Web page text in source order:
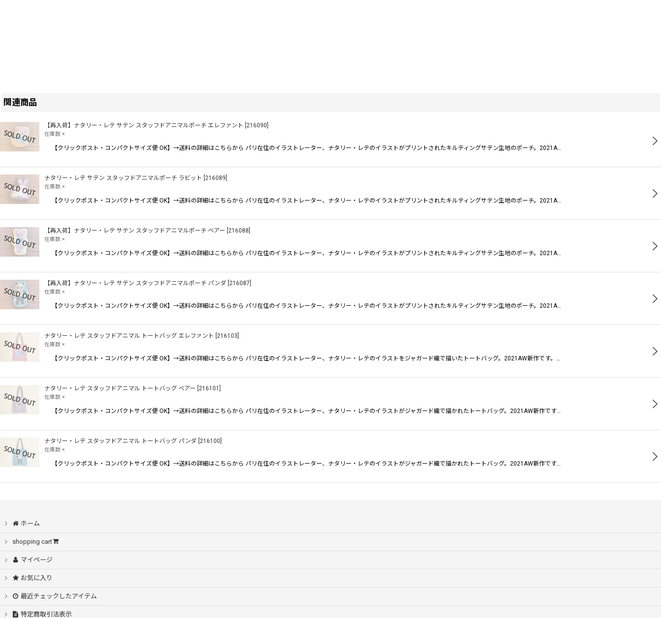
関連商品
【再入荷】ナタリー・レテ サテン スタッフドアニマルポーチ エレファント 216090
在庫数 ×
【クリックポスト・コンパクトサイズ便 OK】→送料の詳細はこちらから パリ在住のイラストレーター、ナタリー・レテのイラストがプリントされたキルティングサテン生地のポーチ。2021A…
ナタリー・レテ サテン スタッフドアニマルポーチ ラビット 216089
在庫数 ×
【クリックポスト・コンパクトサイズ便 OK】→送料の詳細はこちらから パリ在住のイラストレーター、ナタリー・レテのイラストがプリントされたキルティングサテン生地のポーチ。2021A…
【再入荷】ナタリー・レテ サテン スタッフドアニマルポーチ ベアー 216088
在庫数 ×
【クリックポスト・コンパクトサイズ便 OK】→送料の詳細はこちらから パリ在住のイラストレーター、ナタリー・レテのイラストがプリントされたキルティングサテン生地のポーチ。2021A…
【再入荷】ナタリー・レテ サテン スタッフドアニマルポーチ パンダ 216087
在庫数 ×
【クリックポスト・コンパクトサイズ便 OK】→送料の詳細はこちらから パリ在住のイラストレーター、ナタリー・レテのイラストがプリントされたキルティングサテン生地のポーチ。2021A…
ナタリー・レテ スタッフドアニマル トートバッグ エレファント 216103
在庫数 ×
【クリックポスト・コンパクトサイズ便 OK】→送料の詳細はこちらから パリ在住のイラストレーター、ナタリー・レテのイラストをジャガード織で描いたトートバッグ。2021AW新作です。…
ナタリー・レテ スタッフドアニマル トートバッグ ベアー 216101
在庫数 ×
【クリックポスト・コンパクトサイズ便 OK】→送料の詳細はこちらから パリ在住のイラストレーター、ナタリー・レテのイラストがジャガード織で描かれたトートバッグ。2021AW新作です…
ナタリー・レテ スタッフドアニマル トートバッグ パンダ 216100
在庫数 ×
【クリックポスト・コンパクトサイズ便 OK】→送料の詳細はこちらから パリ在住のイラストレーター、ナタリー・レテのイラストがジャガード織で描かれたトートバッグ。2021AW新作です…
ホーム
shopping cart
マイページ
お気に入り
最近チェックしたアイテム
特定商取引法表示